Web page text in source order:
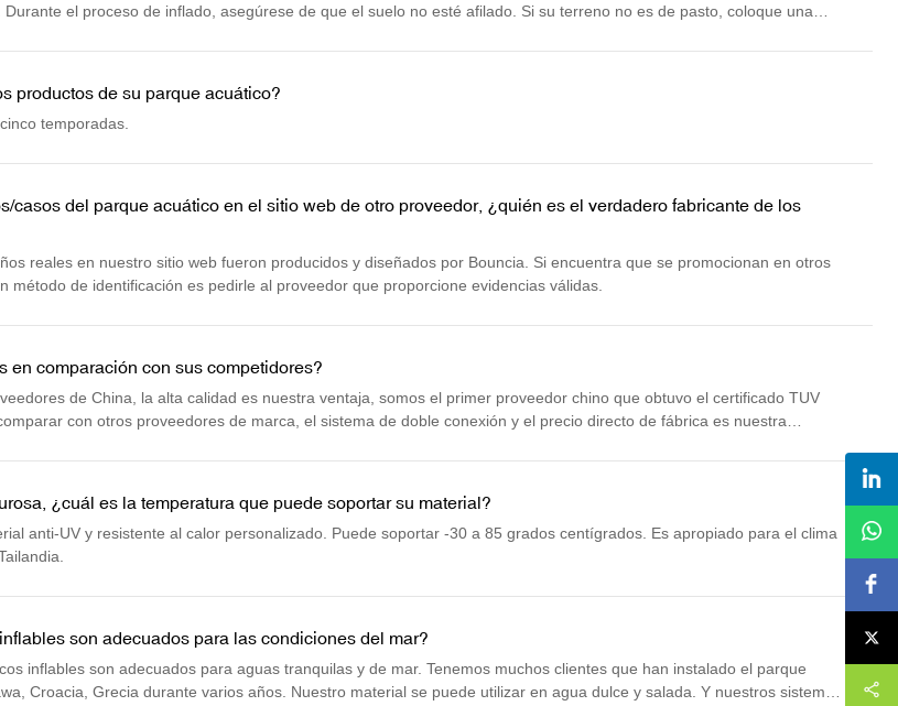
el proceso de inflado, asegúrese de que el suelo no esté afilado. Si su terreno no es de pasto, coloque una
de acuerdo con el diseño.
productos de su parque acuático?
temporadas.
casos del parque acuático en el sitio web de otro proveedor, ¿quién es el verdadero fabricante de los
reales en nuestro sitio web fueron producidos y diseñados por Bouncia. Si encuentra que se promocionan en otros
método de identificación es pedirle al proveedor que proporcione evidencias válidas.
en comparación con sus competidores?
de China, la alta calidad es nuestra ventaja, somos el primer proveedor chino que obtuvo el certificado TUV
con otros proveedores de marca, el sistema de doble conexión y el precio directo de fábrica es nuestra
¿cuál es la temperatura que puede soportar su material?
anti-UV y resistente al calor personalizado. Puede soportar -30 a 85 grados centígrados. Es apropiado para el clima
son adecuados para las condiciones del mar?
inflables son adecuados para aguas tranquilas y de mar. Tenemos muchos clientes que han instalado el parque
Croacia, Grecia durante varios años. Nuestro material se puede utilizar en agua dulce y salada. Y nuestros sistemas